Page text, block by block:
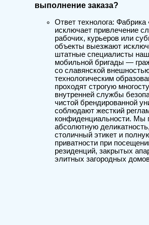
выполнение заказа?
Ответ технолога:
исключает привлечение
рабочих, курьеров или
объекты выезжают
штатные специалисты
мобильной бригады —
со славянской
технологическим
проходят строгую
внутренней службы
чистой брендированной
соблюдают жесткий
конфиденциальности. Мы
абсолютную
столичный этикет и
приватности при
резиденций, закрытых
элитных загородных